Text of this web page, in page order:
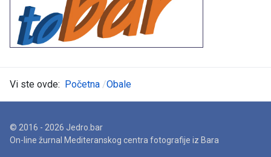
Vi ste ovde: Početna Obale
© 2016 - 2026 Jedro.bar
On-line žurnal Mediteranskog centra fotografije iz Bara